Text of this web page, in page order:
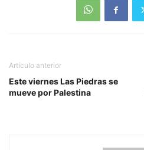
Artículo anterior
Este viernes Las Piedras se
mueve por Palestina